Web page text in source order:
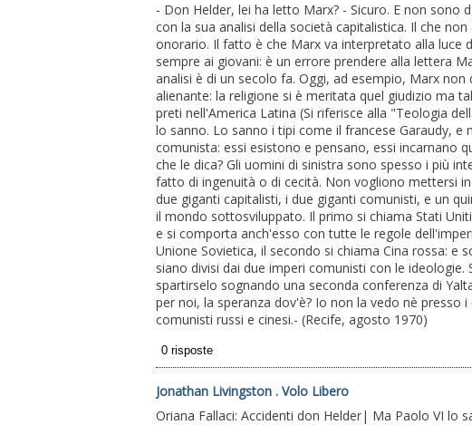
- Don Helder, lei ha letto Marx? - Sicuro. E non
con la sua analisi della società capitalistica. Il che
onorario. Il fatto è che Marx va interpretato alla luce
sempre ai giovani: è un errore prendere alla lettera
analisi è di un secolo fa. Oggi, ad esempio, Marx
alienante: la religione si è meritata quel giudizio ma
preti nell'America Latina (Si riferisce alla "Teologia
lo sanno. Lo sanno i tipi come il francese Garaudy,
comunista: essi esistono e pensano, essi incarnano
che le dica? Gli uomini di sinistra sono spesso i più
fatto di ingenuità o di cecità. Non vogliono mettersi
due giganti capitalisti, i due giganti comunisti, e un
il mondo sottosviluppato. Il primo si chiama Stati
e si comporta anch'esso con tutte le regole
Unione Sovietica, il secondo si chiama Cina rossa: e
siano divisi dai due imperi comunisti con le
spartirselo sognando una seconda conferenza di
per noi, la speranza dov'è? Io non la vedo nè presso
comunisti russi e cinesi.- (Recife, agosto 1970)
Jonathan Livingston . Volo Libero
Oriana Fallaci: Accidenti don Helder| Ma Paolo VI lo